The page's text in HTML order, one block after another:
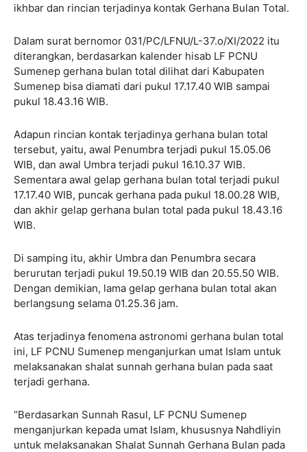
ikhbar dan rincian terjadinya kontak Gerhana Bulan Total.
Dalam surat bernomor 031/PC/LFNU/L-37.o/XI/2022 itu
diterangkan, berdasarkan kalender hisab LF PCNU
Sumenep gerhana bulan total dilihat dari Kabupaten
Sumenep bisa diamati dari pukul 17.17.40 WIB sampai
pukul 18.43.16 WIB.
Adapun rincian kontak terjadinya gerhana bulan total
tersebut, yaitu, awal Penumbra terjadi pukul 15.05.06
WIB, dan awal Umbra terjadi pukul 16.10.37 WIB.
Sementara awal gelap gerhana bulan total terjadi pukul
17.17.40 WIB, puncak gerhana pada pukul 18.00.28 WIB,
dan akhir gelap gerhana bulan total pada pukul 18.43.16
WIB.
Di samping itu, akhir Umbra dan Penumbra secara
berurutan terjadi pukul 19.50.19 WIB dan 20.55.50 WIB.
Dengan demikian, lama gelap gerhana bulan total akan
berlangsung selama 01.25.36 jam.
Atas terjadinya fenomena astronomi gerhana bulan total
ini, LF PCNU Sumenep menganjurkan umat Islam untuk
melaksanakan shalat sunnah gerhana bulan pada saat
terjadi gerhana.
“Berdasarkan Sunnah Rasul, LF PCNU Sumenep
menganjurkan kepada umat Islam, khususnya Nahdliyin
untuk melaksanakan Shalat Sunnah Gerhana Bulan pada